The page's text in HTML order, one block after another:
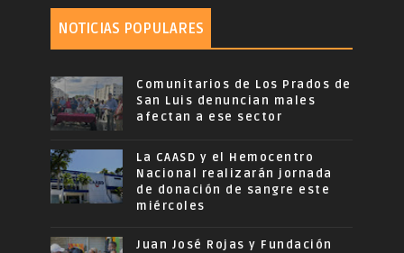
NOTICIAS POPULARES
Comunitarios de Los Prados de
San Luis denuncian males
afectan a ese sector
La CAASD y el Hemocentro
Nacional realizarán jornada
de donación de sangre este
miércoles
Juan José Rojas y Fundación